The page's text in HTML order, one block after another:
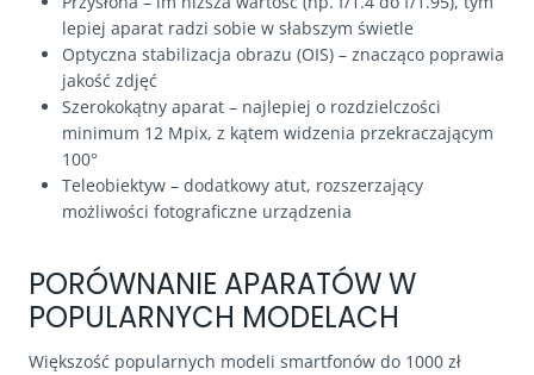
lepiej aparat radzi sobie w słabszym świetle
Optyczna stabilizacja obrazu (OIS) – znacząco poprawia
jakość zdjęć
Szerokokątny aparat – najlepiej o rozdzielczości
minimum 12 Mpix, z kątem widzenia przekraczającym
100°
Teleobiektyw – dodatkowy atut, rozszerzający
możliwości fotograficzne urządzenia
PORÓWNANIE APARATÓW W
POPULARNYCH MODELACH
Większość popularnych modeli smartfonów do 1000 zł